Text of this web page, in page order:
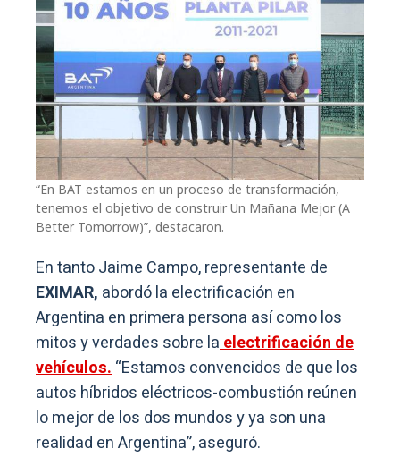
“En BAT estamos en un proceso de transformación,
tenemos el objetivo de construir Un Mañana Mejor (A
Better Tomorrow)”, destacaron.
En tanto Jaime Campo, representante de
EXIMAR, abordó la electrificación en
Argentina en primera persona así como los
mitos y verdades sobre laelectrificación de
vehículos.“Estamos convencidos de que los
autos híbridos eléctricos-combustión reúnen
lo mejor de los dos mundos y ya son una
realidad en Argentina”, aseguró.